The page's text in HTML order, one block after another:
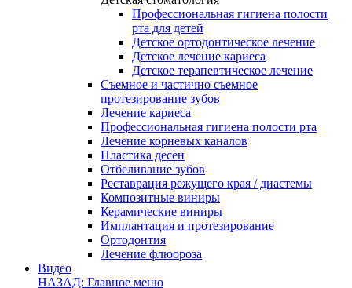
Профессиональная гигиена полости
рта для детей
Детское ортодонтическое лечение
Детское лечение кариеса
Детское терапевтическое лечение
Съемное и частично съемное
протезирование зубов
Лечение кариеса
Профессиональная гигиена полости рта
Лечение корневых каналов
Пластика десен
Отбеливание зубов
Реставрация режущего края / диастемы
Композитные виниры
Керамические виниры
Имплантация и протезирование
Ортодонтия
Лечение флюороза
Видео
НАЗАД: Главное меню